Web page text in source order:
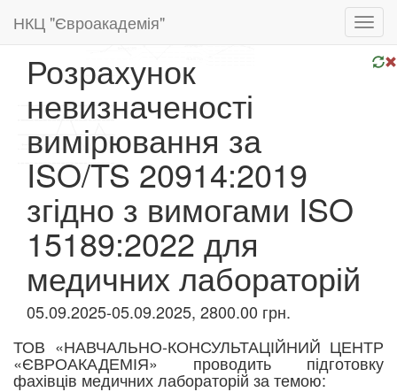
НКЦ "Євроакадемія"
Розрахунок
невизначеності
вимірювання за
ISO/TS 20914:2019
згідно з вимогами ISO
15189:2022 для
медичних лабораторій
05.09.2025-05.09.2025, 2800.00 грн.
ТОВ «НАВЧАЛЬНО-КОНСУЛЬТАЦІЙНИЙ ЦЕНТР
«ЄВРОАКАДЕМІЯ» проводить підготовку
фахівців медичних лабораторій за темою: